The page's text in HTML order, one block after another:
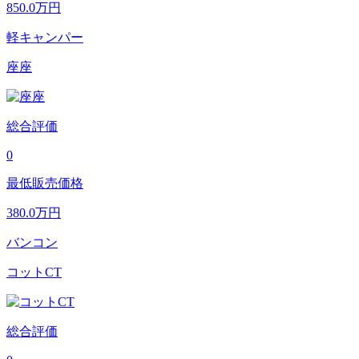
850.0万円
軽キャンパー
座座
総合評価
0
最低販売価格
380.0万円
バンコン
コットCT
総合評価